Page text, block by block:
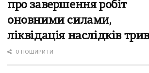
про завершення робіт
оновними силами,
ліквідація наслідків
0 ПОШИРИТИ